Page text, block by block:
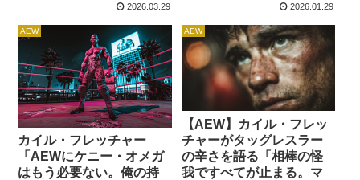
刻な脳震盪により試合出場が不
局、空位のTNT王座戦は4wayマ
ッチで行われ、ダスティン・
ロ...
2026.03.29
ャレンジを宣言。そこに現れた
のが、WWEから退団したばかり
のトマソ・チャンパでした。The
"Psycho Killer" Tommaso
Ciampa has answered
@SussexCoChicken's challe...
2026.01.29
AEW
カイル・フレッチャー
「AEWにケニー・オメガ
はもう必要ない。俺の持
AEW
【AEW】カイル・フレッ
チャーがタッグレスラー
の辛さを語る「相棒の怪
我ですべてが止まる。マ